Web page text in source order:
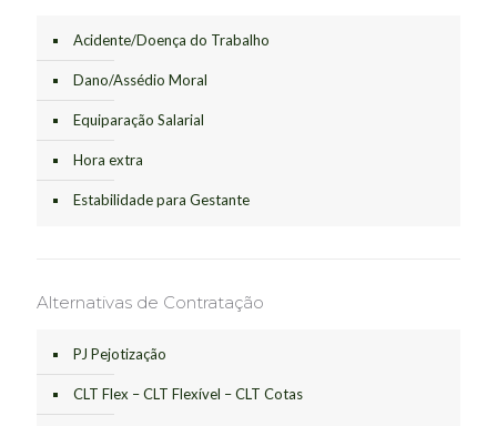
Acidente/Doença do Trabalho
Dano/Assédio Moral
Equiparação Salarial
Hora extra
Estabilidade para Gestante
Alternativas de Contratação
PJ Pejotização
CLT Flex – CLT Flexível – CLT Cotas